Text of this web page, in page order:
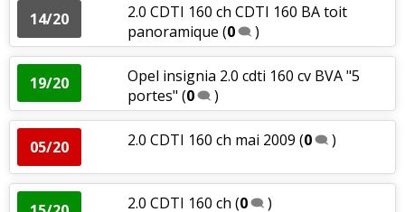
14/20
2.0 CDTI 160 ch CDTI 160 BA toit
panoramique (0 )
19/20
Opel insignia 2.0 cdti 160 cv BVA "5
portes" (0 )
05/20 2.0 CDTI 160 ch mai 2009 (0 )
2.0 CDTI 160 ch (0 )